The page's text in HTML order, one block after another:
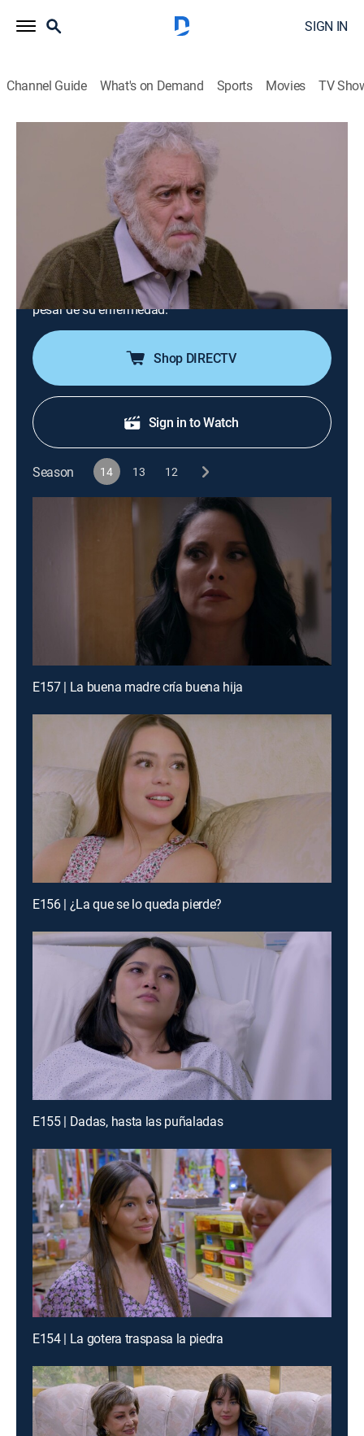
SIGN IN
Channel Guide What's on Demand Sports Movies TV
Como dice el dicho
S14 E151 | Cuando el aire es mas
favorable, aprovecharle
Comedy, Drama, Soap|2025
Don Ismael comienza a tener demencia senil y Mateo,
su nieto, lo descubre, así que decide ayudarlo. Pero su
tía tratará de aprovecharse de su situación para
robarle dinero. Ve si Mateo podrá ayudar a su abuelo a
pesar de su enfermedad.
Shop DIRECTV
Sign in to Watch
Season 14 13 12
E157 | La buena madre cría buena hija
E156 | ¿La que se lo queda pierde?
E155 | Dadas, hasta las puñaladas
E154 | La gotera traspasa la piedra